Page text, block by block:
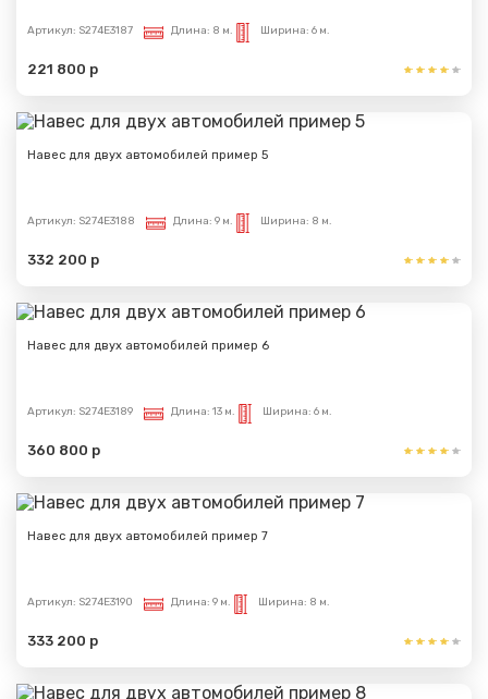
Артикул: S274E3187 Длина: 8 м. Ширина: 6 м.
221 800 р
Навес для двух автомобилей пример 5
Артикул: S274E3188 Длина: 9 м. Ширина: 8 м.
332 200 р
Навес для двух автомобилей пример 6
Артикул: S274E3189 Длина: 13 м. Ширина: 6 м.
360 800 р
Навес для двух автомобилей пример 7
Артикул: S274E3190 Длина: 9 м. Ширина: 8 м.
333 200 р